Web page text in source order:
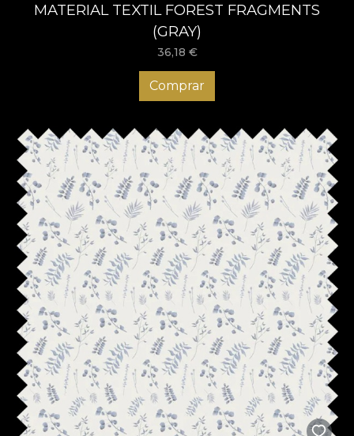
MATERIAL TEXTIL FOREST FRAGMENTS
(GRAY)
36,18 €
Comprar